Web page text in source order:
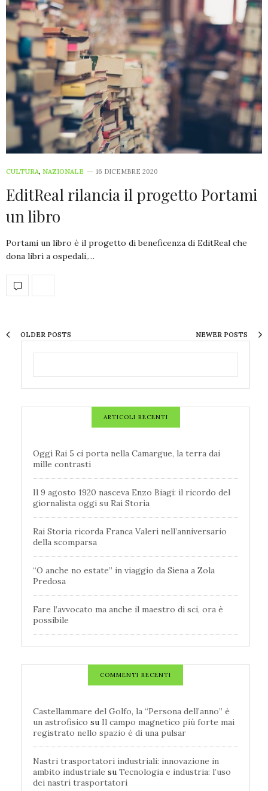
CULTURA, NAZIONALE 16 DICEMBRE 2020
EditReal rilancia il progetto Portami
un libro
Portami un libro è il progetto di beneficenza di EditReal che
dona libri a ospedali,…
OLDER POSTS NEWER POSTS
ARTICOLI RECENTI
Oggi Rai 5 ci porta nella Camargue, la terra dai
mille contrasti
Il 9 agosto 1920 nasceva Enzo Biagi: il ricordo del
giornalista oggi su Rai Storia
Rai Storia ricorda Franca Valeri nell’anniversario
della scomparsa
“O anche no estate” in viaggio da Siena a Zola
Predosa
Fare l’avvocato ma anche il maestro di sci, ora è
possibile
COMMENTI RECENTI
Castellammare del Golfo, la “Persona dell’anno” è
un astrofisico su Il campo magnetico più forte mai
registrato nello spazio è di una pulsar
Nastri trasportatori industriali: innovazione in
ambito industriale su Tecnologia e industria: l’uso
dei nastri trasportatori